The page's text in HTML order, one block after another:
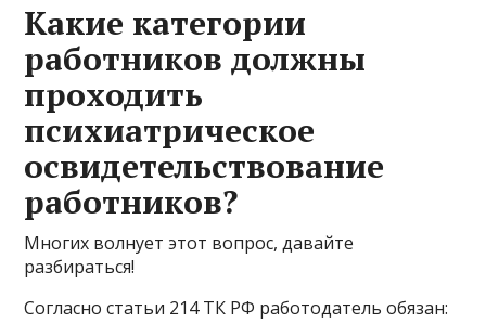
Какие категории
работников должны
проходить
психиатрическое
освидетельствование
работников?
Многих волнует этот вопрос, давайте
разбираться!
Согласно статьи 214 ТК РФ работодатель обязан: